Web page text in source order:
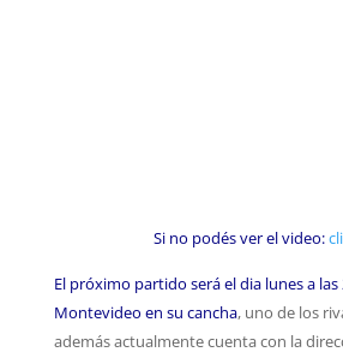
Si no podés ver el video:
El próximo partido será el dia lunes a
Montevideo en su cancha, uno de los
además actualmente cuenta con la